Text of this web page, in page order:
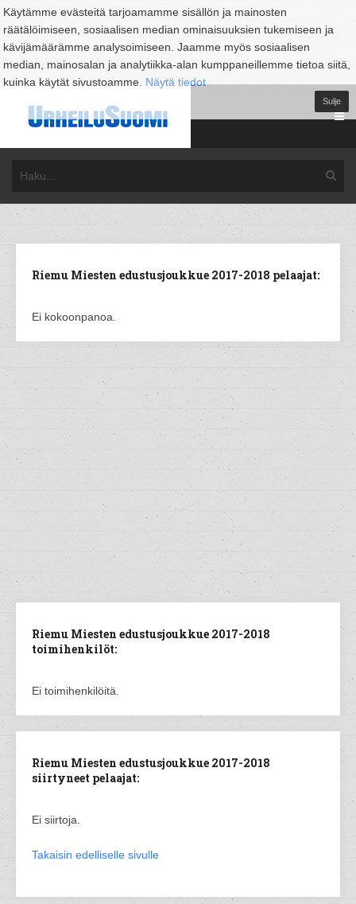
Käytämme evästeitä tarjoamamme sisällön ja mainosten
räätälöimiseen, sosiaalisen median ominaisuuksien tukemiseen ja
kävijämäärämme analysoimiseen. Jaamme myös sosiaalisen
median, mainosalan ja analytiikka-alan kumppaneillemme tietoa siitä,
kuinka käytät sivustoamme. Näytä tiedot
Sulje
Riemu Miesten edustusjoukkue 2017-2018 pelaajat:
Ei kokoonpanoa.
Riemu Miesten edustusjoukkue 2017-2018
toimihenkilöt:
Ei toimihenkilöitä.
Riemu Miesten edustusjoukkue 2017-2018
siirtyneet pelaajat:
Ei siirtoja.
Takaisin edelliselle sivulle